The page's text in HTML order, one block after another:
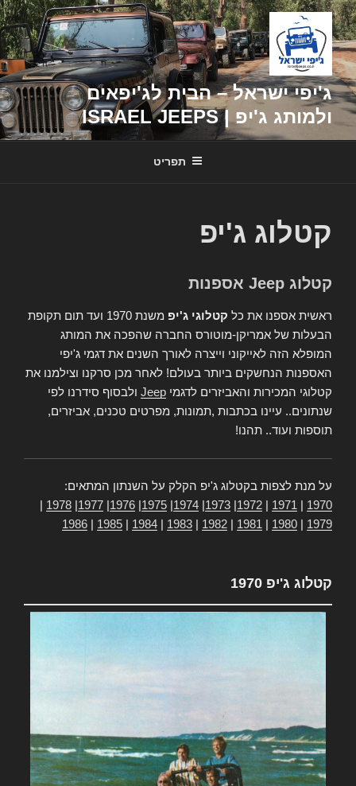
דילוג
לתוכן
ג'יפי ישראל – הבית לג'יפאים
ולמותג ג'יפ | ISRAEL JEEPS
תפריט
קטלוג ג'יפ
קטלוג Jeep אספנות
ראשית אספנו את כל קטלוגי ג'יפ
משנת 1970 ועד תום תקופת
הבעלות של אמריקן-מוטורס החברה שהפכה את המותג
המופלא הזה לאייקוני וייצרה לאורך השנים את דגמי ג'יפי
האספנות הנחשקים ביותר בעולם! לאחר מכן סרקנו וצילמנו את
קטלוגי המכירות והאביזרים לדגמי Jeep ולבסוף סידרנו לפי
שנתונים.. עיינו בכתבות ,תמונות, מפרטים טכנים, אביזרים,
תוספות ועוד.. תהנו!
על מנת לצפות בקטלוג ג'יפ הקלק על השנתון המתאים:
1970
1971
1972
1973
1974
1975
1976
1977
1978
1979
1980
1981
1982
1983
1984
1985
1986
קטלוג ג'יפ 1970